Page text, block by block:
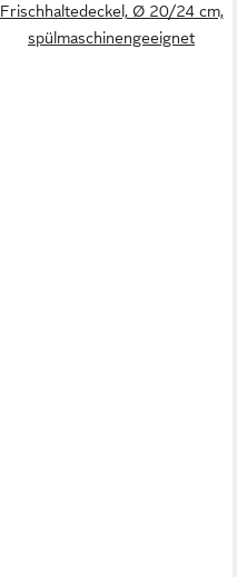
Frischhaltedeckel, Ø 20/24 cm,
spülmaschinengeeignet